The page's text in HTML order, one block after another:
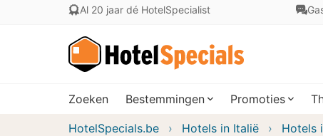
Al 20 jaar dé HotelSpecialist
Zoeken Bestemmingen Promoties
HotelSpecials.be Hotels in Italië Hotels